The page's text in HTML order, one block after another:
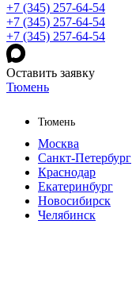
+7 (345) 257-64-54
+7 (345) 257-64-54
+7 (345) 257-64-54
Оставить заявку
Тюмень
Тюмень
Москва
Санкт-Петербург
Краснодар
Екатеринбург
Новосибирск
Челябинск